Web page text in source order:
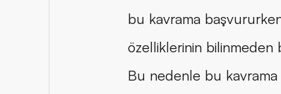
bu kavrama
özelliklerinin
Bu nedenle bu